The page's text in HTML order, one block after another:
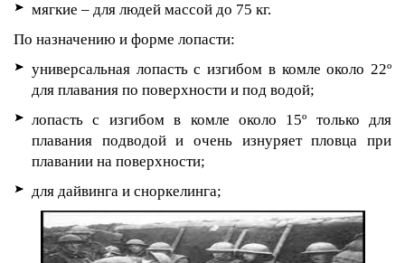
мягкие – для людей массой до 75 кг.
По назначению и форме лопасти:
универсальная лопасть с изгибом в комле около 22º
для плавания по поверхности и под водой;
лопасть с изгибом в комле около 15º только для
плавания подводой и очень изнуряет пловца при
плавании на поверхности;
для дайвинга и сноркелинга;